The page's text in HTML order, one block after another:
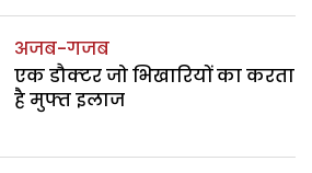
अजब-गजब
एक डौक्‍टर जो भिखारियों का करता
है मुफ्त इलाज